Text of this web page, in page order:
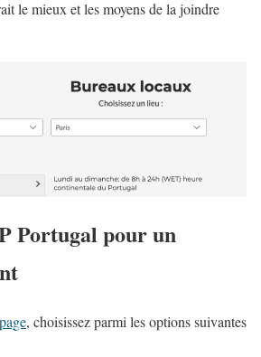
le mieux et les moyens de la joindre
Portugal pour un
, choisissez parmi les options suivantes